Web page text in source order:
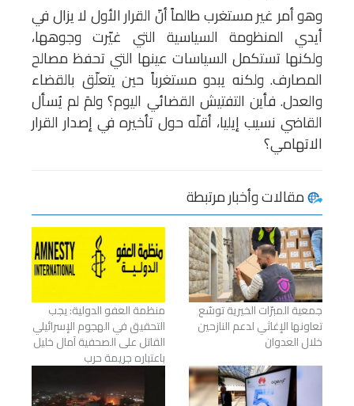
وهو أمر غير مستغرب طالماً أنّ القرار الأول لا يزال في
أيدي المنظومة السياسية التي غيّرت وجوهها،
ولكنها تستكمل السياسات عينها التي تحفظ مصالح
المصارف. ولكنه يبدو مستغرباً حين يتعلّق بالقضاء
والعدل. فأين التفتيش القضائي اليوم؟ ولمَ لم يُسأل
القاضي نسيب إيليا، أقلّه حول تأخيره في إصدار القرار
الاتهامي؟
مقالات وأخبار مرتبطة
جمعية المبرّات الخيرية توسّع
تعاونها الإغاثي لدعم النازحين
خلال العدوان
منظمة العفو الدولية: يجب
التحقيق في الهجوم الإسرائيلي
القاتل على الصحفية آمال خليل
باعتباره جريمة حرب